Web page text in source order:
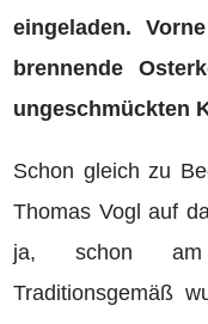
eingeladen.
brennende
ungeschmückten
Schon gleich zu
Thomas Vogl auf
ja, schon am
Traditionsgemäß